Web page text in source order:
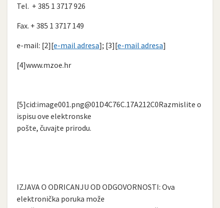
Tel. + 385 1 3717 926
Fax. + 385 1 3717 149
e-mail: [2][e-mail adresa]; [3][e-mail adresa]
[4]www.mzoe.hr
[5]cid:image001.png@01D4C76C.17A212C0Razmislite o
ispisu ove elektronske
pošte, čuvajte prirodu.
IZJAVA O ODRICANJU OD ODGOVORNOSTI: Ova
elektronička poruka može